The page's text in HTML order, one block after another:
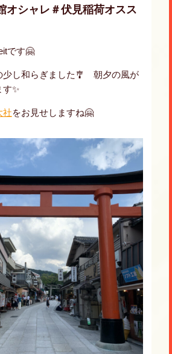
オシャレ＃伏見稲荷オスス
です🤗
少し和らぎました🎐 朝夕の風が
✨
社をお見せしますね🤗